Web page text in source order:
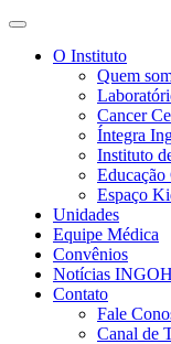
O Instituto
Quem
Cancer
Íntegra
Instituto
Educação
Espaço
Unidades
Equipe Médica
Convênios
Notícias INGOH
Contato
Fale
Canal de